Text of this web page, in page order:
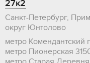
27к2
Санкт-Петербург,
округ Юнтолово
метро Комендантский
метро Пионерская